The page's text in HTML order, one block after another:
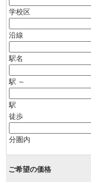
学校区
沿線
駅名
駅 ～
駅
徒歩
分圏内
ご希望の価格